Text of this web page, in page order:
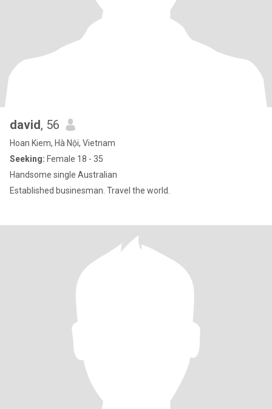
david, 56
Hoan Kiem, Hà Nội, Vietnam
Seeking: Female 18 - 35
Handsome single Australian
Established businesman. Travel the world.